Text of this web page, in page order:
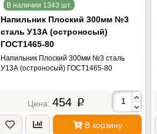
В наличии 1343 шт.
Напильник Плоский 300мм №3
сталь У13А (остроносый)
ГОСТ1465-80
Напильник Плоский 300мм №3 сталь
У13А (остроносый) ГОСТ1465-80
454 p
В корзину